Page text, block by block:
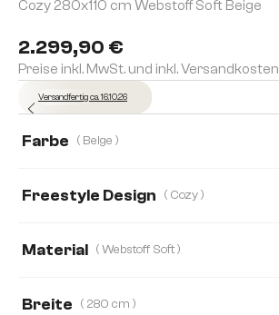
Cozy 280x110 cm Webstoff Soft Beige
2.299,90 €
Preise inkl. MwSt. und inkl. Versandkosten
Versandfertig ca. 16.10.26
Farbe ( Beige )
Freestyle Design ( Cozy )
Material ( Webstoff Soft )
Breite ( 280 cm )